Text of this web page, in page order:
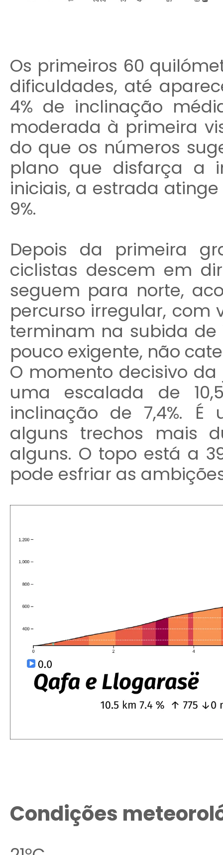
Os primeiros 60
dificuldades, até
4% de inclinação
moderada à primeira
do que os números
plano que disfarça a
iniciais, a estrada
9%.
Depois da primeira
ciclistas descem em
seguem para norte,
percurso irregular, com
terminam na subida
pouco exigente, não
O momento decisivo
uma escalada de
inclinação de 7,4%.
alguns trechos mais
alguns. O topo está a
pode esfriar as
Condições